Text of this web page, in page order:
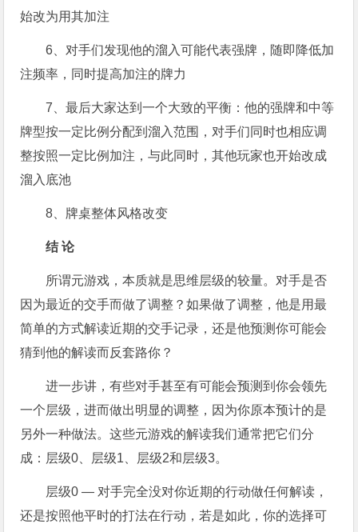
始改为用其加注
6、对手们发现他的溜入可能代表强牌，随即降低加
注频率，同时提高加注的牌力
7、最后大家达到一个大致的平衡：他的强牌和中等
牌型按一定比例分配到溜入范围，对手们同时也相应调
整按照一定比例加注，与此同时，其他玩家也开始改成
溜入底池
8、牌桌整体风格改变
结 论
所谓元游戏，本质就是思维层级的较量。对手是否
因为最近的交手而做了调整？如果做了调整，他是用最
简单的方式解读近期的交手记录，还是他预测你可能会
猜到他的解读而反套路你？
进一步讲，有些对手甚至有可能会预测到你会领先
一个层级，进而做出明显的调整，因为你原本预计的是
另外一种做法。这些元游戏的解读我们通常把它们分
成：层级0、层级1、层级2和层级3。
层级0 — 对手完全没对你近期的行动做任何解读，
还是按照他平时的打法在行动，若是如此，你的选择可